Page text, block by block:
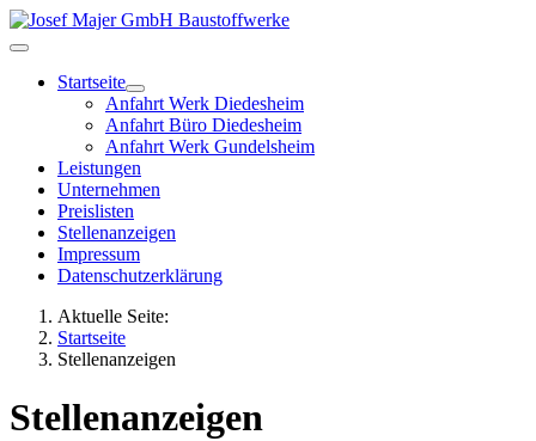
Startseite
Anfahrt Werk Diedesheim
Anfahrt Büro Diedesheim
Anfahrt Werk Gundelsheim
Leistungen
Unternehmen
Preislisten
Stellenanzeigen
Impressum
Datenschutzerklärung
Aktuelle Seite:
Startseite
Stellenanzeigen
Stellenanzeigen